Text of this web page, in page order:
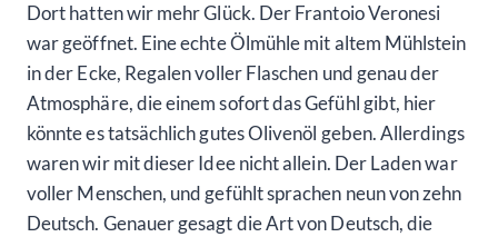
Dort hatten wir mehr Glück. Der Frantoio Veronesi
war geöffnet. Eine echte Ölmühle mit altem Mühlstein
in der Ecke, Regalen voller Flaschen und genau der
Atmosphäre, die einem sofort das Gefühl gibt, hier
könnte es tatsächlich gutes Olivenöl geben. Allerdings
waren wir mit dieser Idee nicht allein. Der Laden war
voller Menschen, und gefühlt sprachen neun von zehn
Deutsch. Genauer gesagt die Art von Deutsch, die